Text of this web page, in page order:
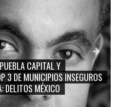
SERGIO MAYER,
CUAUHTÉMOC
TRIVIALIZACIÓN Y
CIUDADANA